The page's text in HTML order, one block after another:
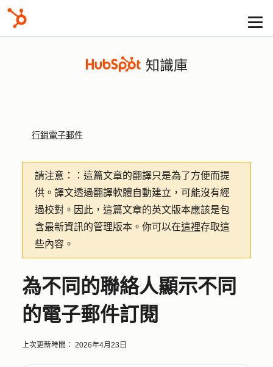
知識庫
行銷電子郵件
請注意：
：這篇文章的翻譯只是為了方便而提
供。譯文透過翻譯軟體自動建立，可能沒有經
過校對。因此，這篇文章的英文版本應該是包
含最新資訊的管理版本。你可以在這裡存取這
些內容。
為不同的聯絡人顯示不同
的電子郵件訂閱
上次更新時間： 2026年4月23日